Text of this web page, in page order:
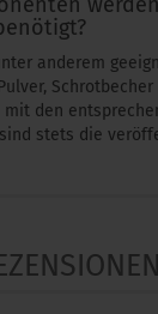
anderem
den
stets die